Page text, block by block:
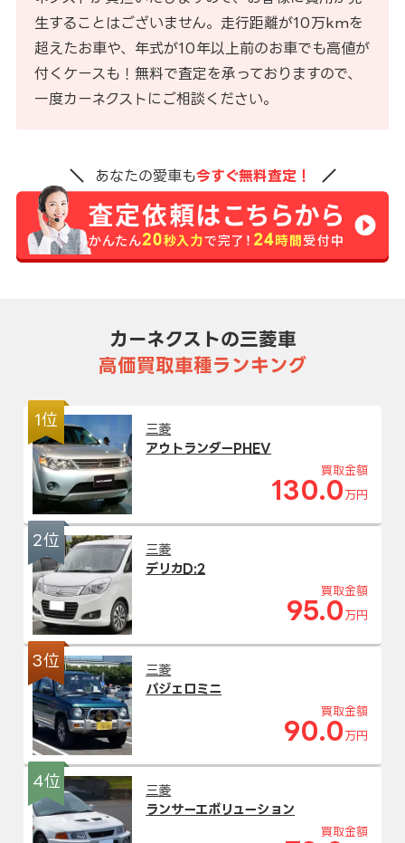
生することはございません。走行距離が10万kmを
超えたお車や、年式が10年以上前のお車でも高値が
付くケースも！無料で査定を承っておりますので、
一度カーネクストにご相談ください。
あなたの愛車も今すぐ無料査定！
カーネクストの三菱車
高価買取車種ランキング
1位
三菱
アウトランダーPHEV
買取金額
130.0 万円
2位
三菱
デリカD:2
買取金額
95.0 万円
3位
三菱
パジェロミニ
買取金額
90.0 万円
4位
三菱
ランサーエボリューション
買取金額